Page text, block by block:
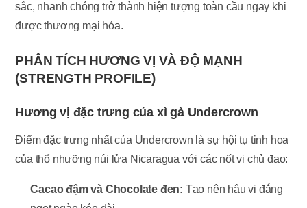
sắc, nhanh chóng trở thành hiện tượng toàn cầu ngay khi
được thương mại hóa.
PHÂN TÍCH HƯƠNG VỊ VÀ ĐỘ MẠNH
(STRENGTH PROFILE)
Hương vị đặc trưng của xì gà Undercrown
Điểm đặc trưng nhất của Undercrown là sự hội tụ tinh hoa
của thổ nhưỡng núi lửa Nicaragua với các nốt vị chủ đạo:
Cacao đậm và Chocolate đen: Tạo nên hậu vị đắng